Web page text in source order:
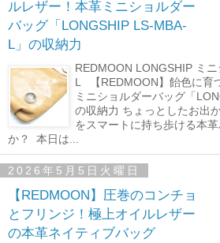
ルレザー！本革ミニショルダー
バッグ「LONGSHIP LS-MBA-
L」の収納力
REDMOON LONGSHIP ミ
L 【REDMOON】飴色に育
ミニショルダーバッグ「
の収納力 ちょっとしたお出
をスマートに持ち歩ける本
か？ 本日は...
2026年5月5日火曜日
【REDMOON】圧巻のコンチョ
とフリンジ！極上オイルレザー
の本革ネイティブバッグ